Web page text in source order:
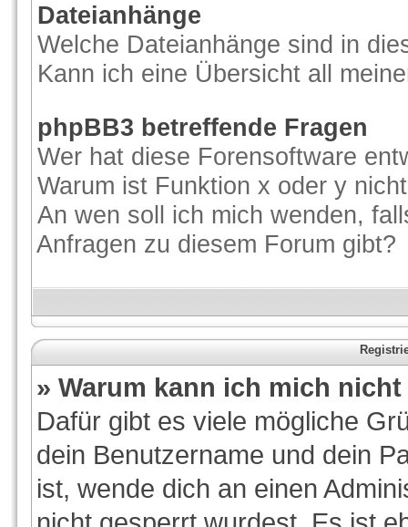
Dateianhänge
Welche Dateianhänge sind in
Kann ich eine Übersicht all
phpBB3 betreffende Fragen
Wer hat diese Forensoftware
Warum ist Funktion x oder y
An wen soll ich mich wenden,
Anfragen zu diesem Forum gibt?
» Warum kann ich mich
Dafür gibt es viele mögliche
dein Benutzername und dein
ist, wende dich an einen